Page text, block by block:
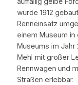
wurde 1912
Renneinsatz
einem Museum in
Museums im
Mehl mit großer
Rennwagen und
Straßen erlebbar.